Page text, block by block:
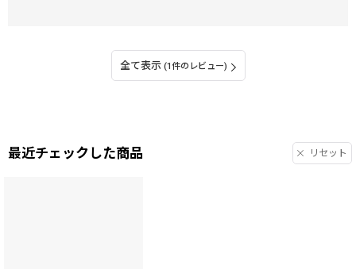
全て表示 (1件のレビュー)
最近チェックした商品 リセット